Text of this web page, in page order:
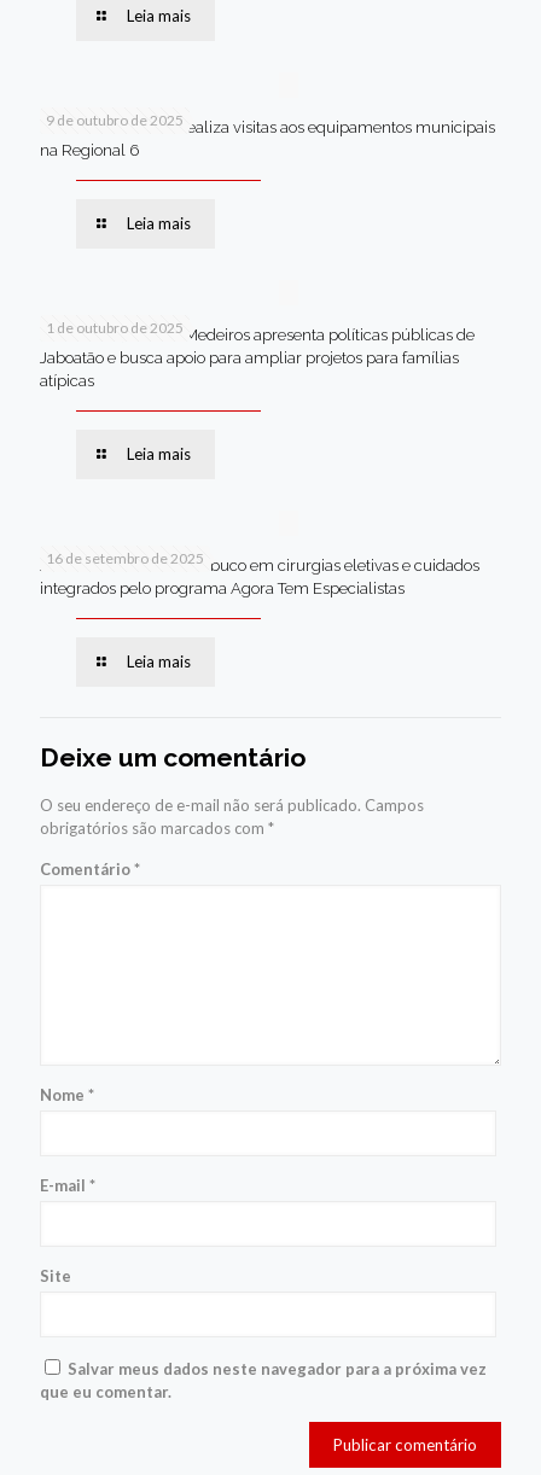
Leia mais
9 de outubro de 2025
Van dos secretários realiza visitas aos equipamentos municipais
na Regional 6
Leia mais
1 de outubro de 2025
Em Brasília, Andréa Medeiros apresenta políticas públicas de
Jaboatão e busca apoio para ampliar projetos para famílias
atípicas
Leia mais
16 de setembro de 2025
Jaboatão lidera Pernambuco em cirurgias eletivas e cuidados
integrados pelo programa Agora Tem Especialistas
Leia mais
Deixe um comentário
O seu endereço de e-mail não será publicado. Campos
obrigatórios são marcados com *
Comentário*
Nome *
E-mail *
Site
Salvar meus dados neste navegador para a próxima vez
que eu comentar.